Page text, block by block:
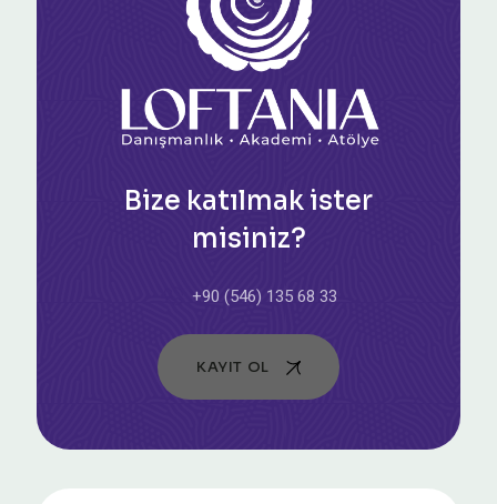
Bize katılmak ister
misiniz?
+90 (546) 135 68 33
KAYIT OL